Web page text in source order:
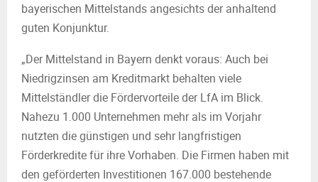
N
U
bayerischen Mittelstands angesichts der anhaltend
guten Konjunktur.
„Der Mittelstand in Bayern denkt voraus: Auch bei
Niedrigzinsen am Kreditmarkt behalten viele
Mittelständler die Fördervorteile der LfA im Blick.
Nahezu 1.000 Unternehmen mehr als im Vorjahr
nutzten die günstigen und sehr langfristigen
Förderkredite für ihre Vorhaben. Die Firmen haben mit
den geförderten Investitionen 167.000 bestehende